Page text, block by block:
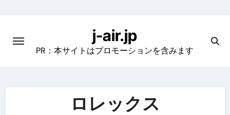
content
j-air.jp
PR：本サイトはプロモーションを含みます
ロレックス